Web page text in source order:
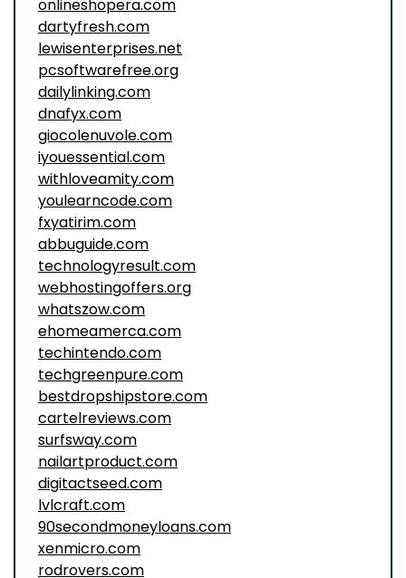
onlineshopera.com
dartyfresh.com
lewisenterprises.net
pcsoftwarefree.org
dailylinking.com
dnafyx.com
giocolenuvole.com
iyouessential.com
withloveamity.com
youlearncode.com
fxyatirim.com
abbuguide.com
technologyresult.com
webhostingoffers.org
whatszow.com
ehomeamerca.com
techintendo.com
techgreenpure.com
bestdropshipstore.com
cartelreviews.com
surfsway.com
nailartproduct.com
digitactseed.com
lvlcraft.com
90secondmoneyloans.com
xenmicro.com
rodrovers.com